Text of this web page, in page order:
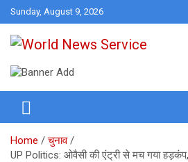
Skip
to
content
Sunday, August 9, 2026
World News Service
Home
चुनाव
UP Politics: ओवैसी की एंट्री से मच गया हड़कंप,